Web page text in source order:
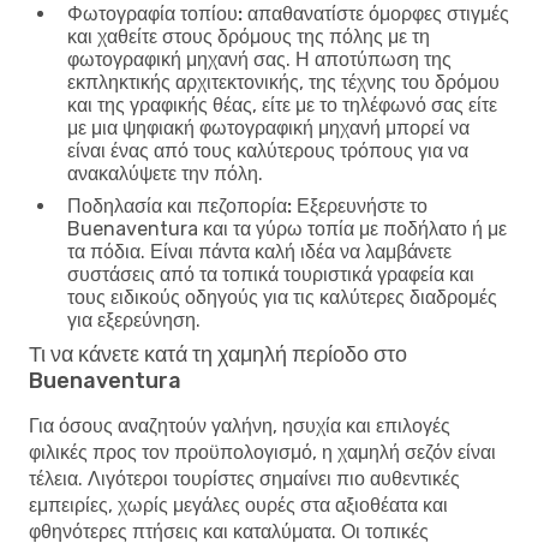
Φωτογραφία τοπίου: απαθανατίστε όμορφες στιγμές
και χαθείτε στους δρόμους της πόλης με τη
φωτογραφική μηχανή σας. Η αποτύπωση της
εκπληκτικής αρχιτεκτονικής, της τέχνης του δρόμου
και της γραφικής θέας, είτε με το τηλέφωνό σας είτε
με μια ψηφιακή φωτογραφική μηχανή μπορεί να
είναι ένας από τους καλύτερους τρόπους για να
ανακαλύψετε την πόλη.
Ποδηλασία και πεζοπορία: Εξερευνήστε το
Buenaventura και τα γύρω τοπία με ποδήλατο ή με
τα πόδια. Είναι πάντα καλή ιδέα να λαμβάνετε
συστάσεις από τα τοπικά τουριστικά γραφεία και
τους ειδικούς οδηγούς για τις καλύτερες διαδρομές
για εξερεύνηση.
Τι να κάνετε κατά τη χαμηλή περίοδο στο
Buenaventura
Για όσους αναζητούν γαλήνη, ησυχία και επιλογές
φιλικές προς τον προϋπολογισμό, η χαμηλή σεζόν είναι
τέλεια. Λιγότεροι τουρίστες σημαίνει πιο αυθεντικές
εμπειρίες, χωρίς μεγάλες ουρές στα αξιοθέατα και
φθηνότερες πτήσεις και καταλύματα. Οι τοπικές